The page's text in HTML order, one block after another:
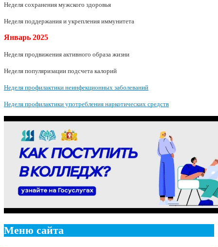
Неделя сохранения мужского здоровья
Неделя поддержания и укрепления иммунитета
Январь 2025
Неделя продвижения активного образа жизни
Неделя популяризации подсчета калорий
Неделя профилактики неинфекционных заболеваний
Неделя профилактики употребления наркотических средств
Меню сайта